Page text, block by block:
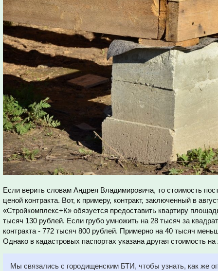
Если верить словам Андрея Владимировича, то стоимость
ценой контракта. Вот, к примеру, контракт, заключенный в
«Стройкомплекс+К» обязуется предоставить квартиру
тысяч 130 рублей. Если грубо умножить на 28 тысяч за
контракта - 772 тысяч 800 рублей. Примерно на 40 тысяч
Однако в кадастровых паспортах указана другая стоимость
Мы связались с городищенским БТИ, чтобы узнать, как же